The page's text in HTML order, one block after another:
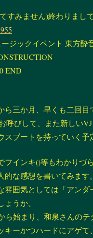
すみません)終わりまし
ジックイベント 東方酔
END
三か月、早くも二回目
呼びして、また新しい
スブートを持っていく予
インキ()等もわかりづ
な感想を書いてみます。
雰囲気としては「アン
うか。
ら始まり、和泉さんの
キーかつハードにアゲ